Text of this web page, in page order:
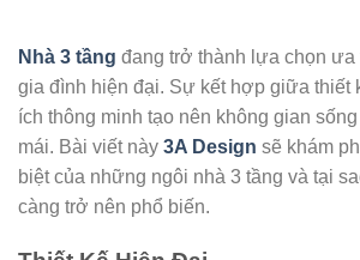
Nhà 3 tầng đang trở thành lựa chọn ưa
gia đình hiện đại. Sự kết hợp giữa thiết
ích thông minh tạo nên không gian
mái. Bài viết này 3A Design sẽ khám
biệt của những ngôi nhà 3 tầng và tại
càng trở nên phổ biến.